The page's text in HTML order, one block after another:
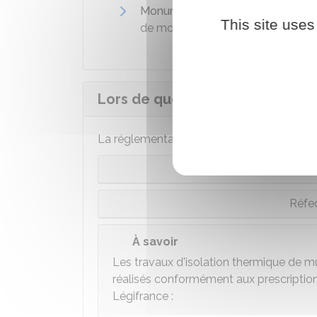
Monuments historiques classés
de modifier leur caractère ou
Lors de quels travaux
La réglementation dépend du type de
À savoir
Les travaux d'isolation thermique de
réalisés conformément aux
Légifrance :
This site